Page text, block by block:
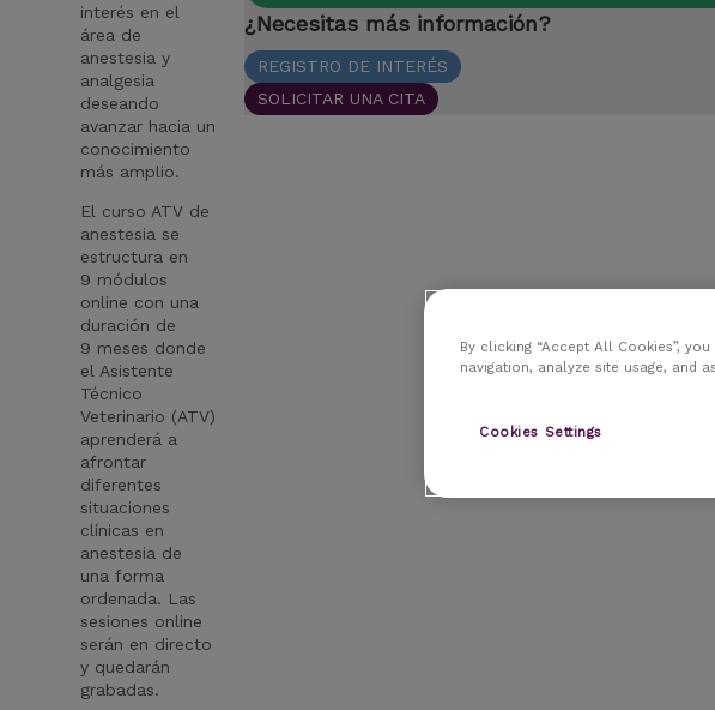
interés en el
área de
anestesia y
analgesia
deseando
avanzar hacia un
conocimiento
más amplio.
El curso ATV de
anestesia se
estructura en
9 módulos
online con una
duración de
9 meses donde
el Asistente
Técnico
Veterinario (ATV)
aprenderá a
afrontar
diferentes
situaciones
clínicas en
anestesia de
una forma
ordenada. Las
sesiones online
serán en directo
y quedarán
grabadas.
¿Necesitas más información?
REGISTRO DE INTERÉS
SOLICITAR UNA CITA
By clicking “Accept All Cookies”,
navigation, analyze site usage, and
Cookies Settings